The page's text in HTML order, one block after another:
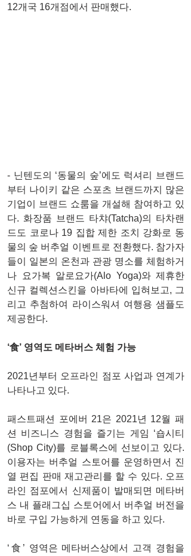
12개국 16개점에서 판매했다.
- 닌텐도의 ‘동물의 숲’에도 럭셔리 브랜드
부터 나이키 같은 스포츠 브랜드까지 많은
기업이 브랜드 쇼룸을 개설해 참여하고 있
다. 화장품 브랜드 타챠(Tatcha)의 타차랜
드도 코로나 19 집합 제한 조치 강화로 동
물의 숲 버추얼 이벤트로 전환했다. 참가자
들이 일본의 온천과 관광 명소를 체험하거
나 요가복 알로요가(Alo Yoga)와 제휴한
신규 컬렉션스킨을 아바타에 입혀보고, 그
리고 추첨하여 라이스워셔 여행용 샘플도
제공한다.
‘食’ 영역도 메타버스 체험 가능
2021년부터 오프라인 점포 사업과 연계가
나타나고 있다.
패스트패션 포에버 21은 2021년 12월 패
션 비즈니스 경험을 즐기는 게임 ‘숍시티
(Shop City)를 로블록스에 선보이고 있다.
이용자는 버추얼 스토어를 운영하면서 진
열 편집 판매 재고관리를 할 수 있다. 오프
라인 점포에서 신제품이 발매되면 메타버
스 내 플래그십 스토어에서 버추얼 버전을
바로 구입 가능하게 연동을 하고 있다.
‘食’ 영역은 메타버스상에서 고객 경험을